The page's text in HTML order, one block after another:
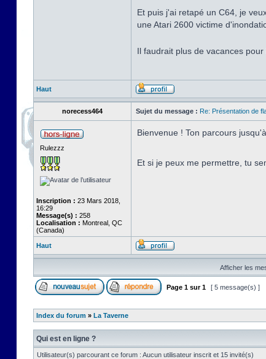
Et puis j'ai retapé un C64, je
une Atari 2600 victime
Il faudrait plus de vacances pour
Haut
norecess464 Sujet du message : Re: Présentation de
Rulezzz
Inscription : 23 Mars 2018,
16:29
Message(s) : 258
Localisation : Montreal, QC
(Canada)
Bienvenue ! Ton parcours
Et si je peux me permettre, tu
Haut
Afficher les
Page 1 sur1 [ 5 message(s) ]
Index du forum » La Taverne
Qui est en ligne ?
Utilisateur(s) parcourant ce forum : Aucun utilisateur inscrit et 15 invité(s)